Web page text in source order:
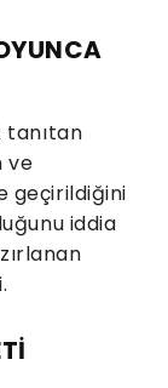
tanıtan
ve
geçirildiğini
iddia